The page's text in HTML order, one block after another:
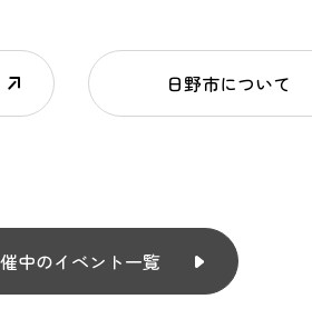
日野市について
中のイベント一覧